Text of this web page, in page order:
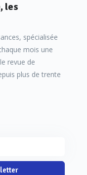
années en
clairs sur la
sur la
les
spécialisée
mois une
revue de
plus de trente